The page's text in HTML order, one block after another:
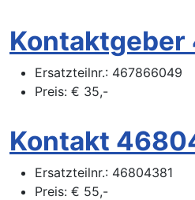
Ersatzteilnr.: 467866049
Preis: € 35,-
Kontakt
Ersatzteilnr.: 46804381
Preis: € 55,-